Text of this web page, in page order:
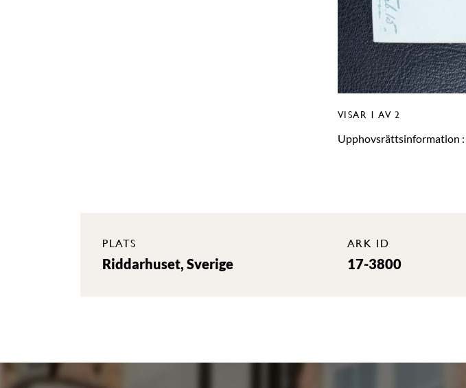
VISAR 1 AV 2
Upphovsrättsinformation :
PLATS
Riddarhuset, Sverige
ARK ID
17-3800